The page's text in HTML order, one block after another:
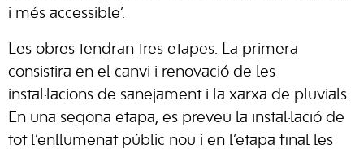
i més accessible’.
Les obres tendran tres etapes. La primera
consistira en el canvi i renovació de les
instal·lacions de sanejament i la xarxa de pluvials.
En una segona etapa, es preveu la instal·lació de
tot l’enllumenat públic nou i en l’etapa final les